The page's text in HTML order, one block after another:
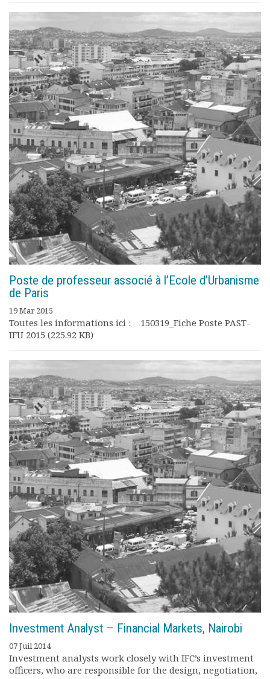
Poste de professeur associé à l’Ecole d’Urbanisme
de Paris
19 Mar 2015
Toutes les informations ici : 150319_Fiche Poste PAST-
IFU 2015 (225.92 KB)
Investment Analyst – Financial Markets, Nairobi
07 Juil 2014
Investment analysts work closely with IFC’s investment
officers, who are responsible for the design, negotiation,